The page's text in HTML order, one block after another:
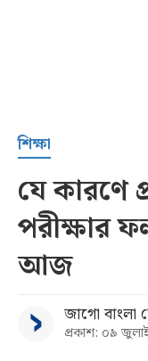
সর্বশেষ
সব
বিভাগ
আর্কাইভ
শিক্ষা
যে কারণে
পরীক্ষার
আজ
জাগো বাংলা
প্রকাশ: ০৯